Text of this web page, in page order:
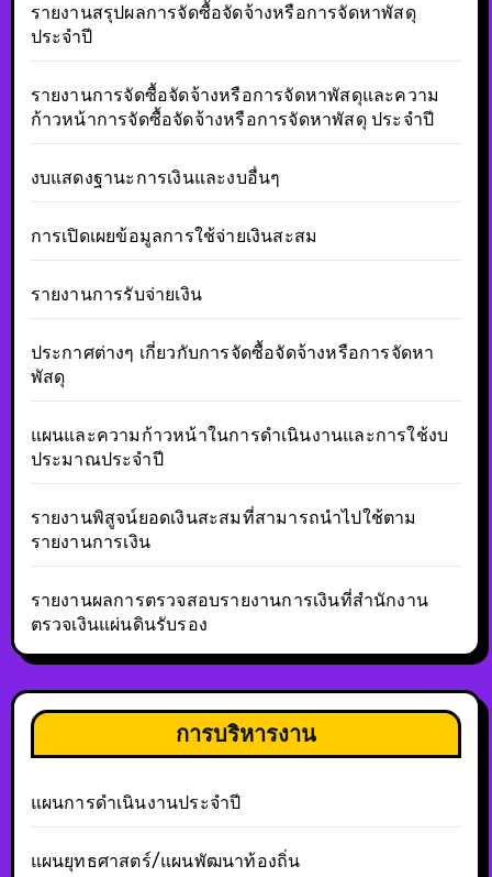
รายงานสรุปผลการจัดซื้อจัดจ้างหรือการจัดหาพัสดุ
ประจำปี
รายงานการจัดซื้อจัดจ้างหรือการจัดหาพัสดุและความ
ก้าวหน้าการจัดซื้อจัดจ้างหรือการจัดหาพัสดุ ประจำปี
งบแสดงฐานะการเงินและงบอื่นๆ
การเปิดเผยข้อมูลการใช้จ่ายเงินสะสม
รายงานการรับจ่ายเงิน
ประกาศต่างๆ เกี่ยวกับการจัดซื้อจัดจ้างหรือการจัดหา
พัสดุ
แผนและความก้าวหน้าในการดำเนินงานและการใช้งบ
ประมาณประจำปี
รายงานพิสูจน์ยอดเงินสะสมที่สามารถนำไปใช้ตาม
รายงานการเงิน
รายงานผลการตรวจสอบรายงานการเงินที่สำนักงาน
ตรวจเงินแผ่นดินรับรอง
การบริหารงาน
แผนการดำเนินงานประจำปี
แผนยุทธศาสตร์/แผนพัฒนาท้องถิ่น